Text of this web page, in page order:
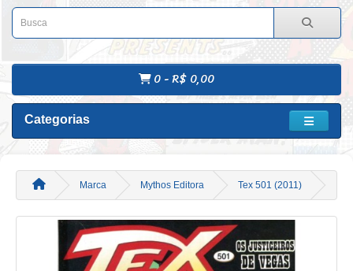
0 - R$ 0,00
Categorias
Marca Mythos Editora Tex 501 (2011)